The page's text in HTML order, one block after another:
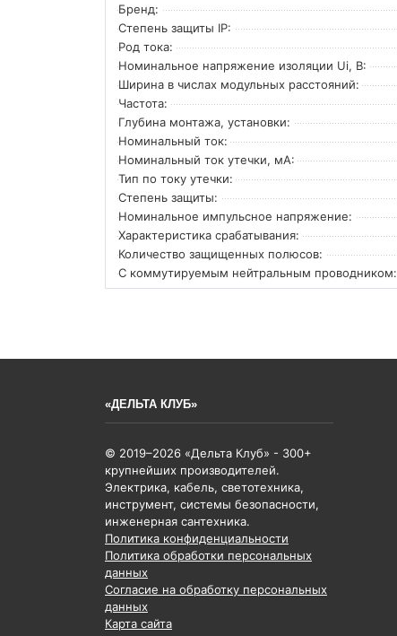
Бренд:
Степень защиты IP:
Род тока:
Номинальное напряжение изоляции Ui, В:
Ширина в числах модульных расстояний:
Частота:
Глубина монтажа, установки:
Номинальный ток:
Номинальный ток утечки, мА:
Тип по току утечки:
Степень защиты:
Номинальное импульсное напряжение:
Характеристика срабатывания:
Количество защищенных полюсов:
С коммутируемым нейтральным проводником:
«ДЕЛЬТА КЛУБ»
© 2019–2026 «Дельта Клуб» - 300+
крупнейших производителей.
Электрика, кабель, светотехника,
инструмент, системы безопасности,
инженерная сантехника.
Политика конфиденциальности
Политика обработки персональных
данных
Согласие на обработку персональных
данных
Карта сайта